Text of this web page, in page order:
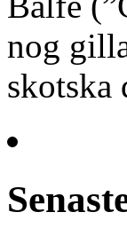
nog
skotska